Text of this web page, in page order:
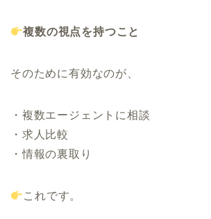
複数の視点を持つこと
そのために有効なのが、
・複数エージェントに相談
・求人比較
・情報の裏取り
これです。